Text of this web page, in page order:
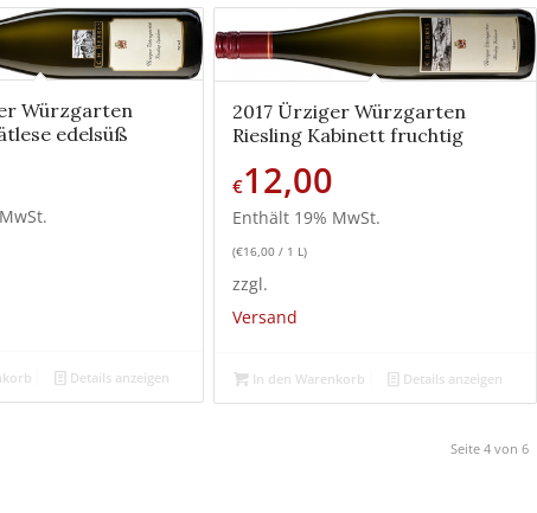
Würzgarten
edelsüß
Details anzeigen
2017 Ürziger Würzgarten
Riesling Kabinett fruchtig
€12,00
Enthält 19% MwSt.
(€16,00 / 1 L)
zzgl.
Versand
In den Warenkorb Details anzeigen
Seite 4 von 6